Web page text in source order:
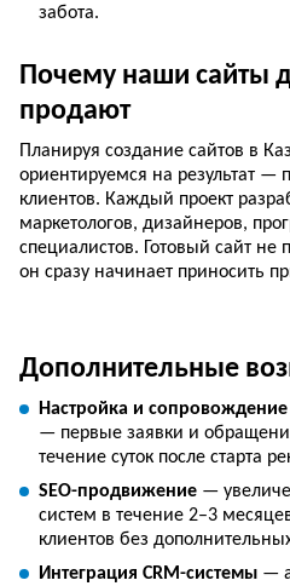
забота.
Почему наши сайты
продают
Планируя создание сайтов в
ориентируемся на результат —
клиентов. Каждый проект
маркетологов, дизайнеров,
специалистов. Готовый сайт не
он сразу начинает приносить
Дополнительные
Настройка и
— первые заявки и
течение суток после старта
SEO-продвижение —
систем в течение 2–3
клиентов без
Интеграция CRM-системы —